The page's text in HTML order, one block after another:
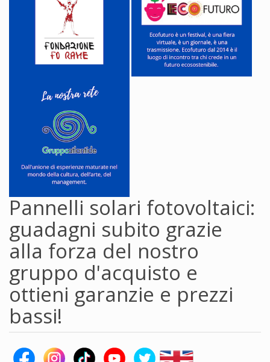
Pannelli solari fotovoltaici:
guadagni subito grazie
alla forza del nostro
gruppo d'acquisto e
ottieni garanzie e prezzi
bassi!